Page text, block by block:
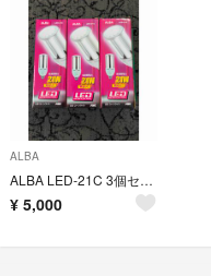
ALBA
ALBA LED-21C 3個セット
¥ 5,000